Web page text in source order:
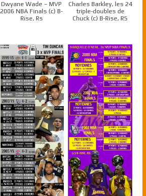
Dwyane Wade – MVP
2006 NBA Finals (c) B-
Rise, Rs
Charles Barkley, les 24
triple-doubles de
Chuck (c) B-Rise, RS